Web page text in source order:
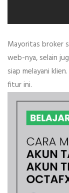
Mayoritas broker
web-nya, selain
siap melayani
fitur ini.